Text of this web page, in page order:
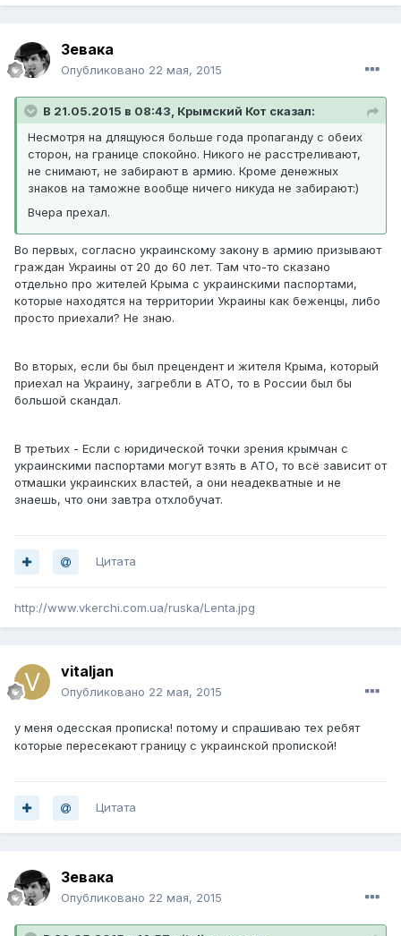
Зевака
Опубликовано 22 мая, 2015
В 21.05.2015 в 08:43, Крымский Кот сказал:
Несмотря на длящуюся больше года пропаганду с обеих
сторон, на границе спокойно. Никого не расстреливают,
не снимают, не забирают в армию. Кроме денежных
знаков на таможне вообще ничего никуда не забирают:)
Вчера прехал.
Во первых, согласно украинскому закону в армию призывают
граждан Украины от 20 до 60 лет. Там что-то сказано
отдельно про жителей Крыма с украинскими паспортами,
которые находятся на территории Украины как беженцы, либо
просто приехали? Не знаю.
Во вторых, если бы был прецендент и жителя Крыма, который
приехал на Украину, загребли в АТО, то в России был бы
большой скандал.
В третьих - Если с юридической точки зрения крымчан с
украинскими паспортами могут взять в АТО, то всё зависит от
отмашки украинских властей, а они неадекватные и не
знаешь, что они завтра отхлобучат.
Цитата
http://www.vkerchi.com.ua/ruska/Lenta.jpg
vitaljan
Опубликовано 22 мая, 2015
у меня одесская прописка! потому и спрашиваю тех ребят
которые пересекают границу с украинской пропиской!
Цитата
Зевака
Опубликовано 22 мая, 2015